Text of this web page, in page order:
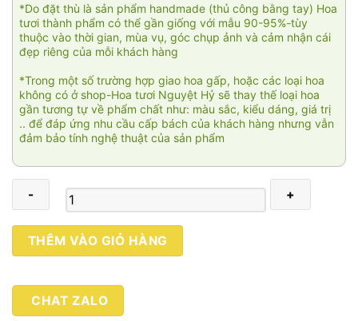
*Do đặt thù là sản phẩm handmade (thủ công bằng tay) Hoa
tươi thành phẩm có thể gần giống với mẫu 90-95%-tùy
thuộc vào thời gian, mùa vụ, góc chụp ảnh và cảm nhận cái
đẹp riêng của mỗi khách hàng
*Trong một số trường hợp giao hoa gấp, hoặc các loại hoa
không có ở shop-Hoa tươi Nguyệt Hỷ sẽ thay thế loại hoa
gần tương tự về phẩm chất như: màu sắc, kiểu dáng, giá trị
.. để đáp ứng nhu cầu cấp bách của khách hàng nhưng vẫn
đảm bảo tính nghệ thuật của sản phẩm
Khúc
khải
số
lượng
THÊM VÀO GIỎ HÀNG
CHAT ZALO